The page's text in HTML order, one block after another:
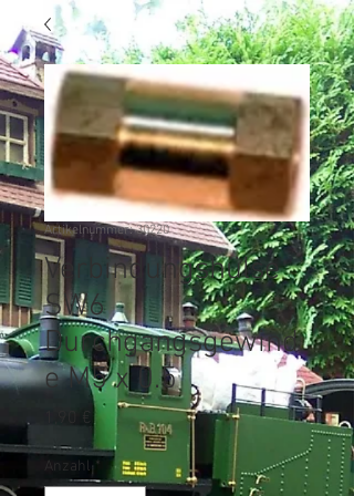
Artikelnummer: 30220
Verbindungshülse
SW6
Durchgangsgewind
e M5 x 0.5
1,90 € Preis
Anzahl *